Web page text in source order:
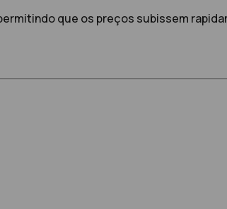
que os preços subissem